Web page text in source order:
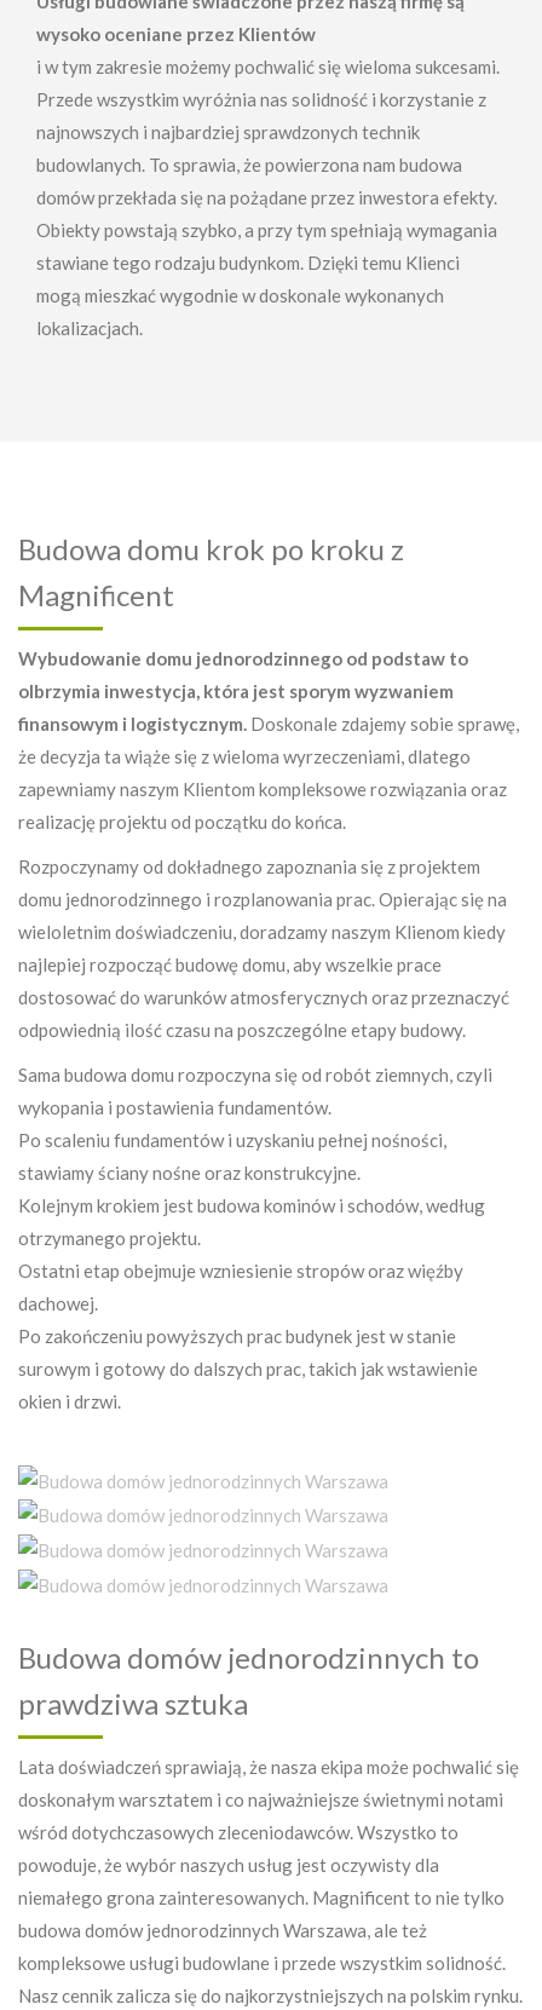
wysoko oceniane przez Klientów
i w tym zakresie możemy pochwalić się wieloma sukcesami.
Przede wszystkim wyróżnia nas solidność i korzystanie z
najnowszych i najbardziej sprawdzonych technik
budowlanych. To sprawia, że powierzona nam budowa
domów przekłada się na pożądane przez inwestora efekty.
Obiekty powstają szybko, a przy tym spełniają wymagania
stawiane tego rodzaju budynkom. Dzięki temu Klienci
mogą mieszkać wygodnie w doskonale wykonanych
lokalizacjach.
Budowa domu krok po kroku z
Magnificent
Wybudowanie domu jednorodzinnego od podstaw to
olbrzymia inwestycja, która jest sporym wyzwaniem
finansowym i logistycznym. Doskonale zdajemy sobie sprawę,
że decyzja ta wiąże się z wieloma wyrzeczeniami, dlatego
zapewniamy naszym Klientom kompleksowe rozwiązania oraz
realizację projektu od początku do końca.
Rozpoczynamy od dokładnego zapoznania się z projektem
domu jednorodzinnego i rozplanowania prac. Opierając się na
wieloletnim doświadczeniu, doradzamy naszym Klienom kiedy
najlepiej rozpocząć budowę domu, aby wszelkie prace
dostosować do warunków atmosferycznych oraz przeznaczyć
odpowiednią ilość czasu na poszczególne etapy budowy.
Sama budowa domu rozpoczyna się od robót ziemnych, czyli
wykopania i postawienia fundamentów.
Po scaleniu fundamentów i uzyskaniu pełnej nośności,
stawiamy ściany nośne oraz konstrukcyjne.
Kolejnym krokiem jest budowa kominów i schodów, według
otrzymanego projektu.
Ostatni etap obejmuje wzniesienie stropów oraz więźby
dachowej.
Po zakończeniu powyższych prac budynek jest w stanie
surowym i gotowy do dalszych prac, takich jak wstawienie
okien i drzwi.
Budowa domów jednorodzinnych to
prawdziwa sztuka
Lata doświadczeń sprawiają, że nasza ekipa może pochwalić się
doskonałym warsztatem i co najważniejsze świetnymi notami
wśród dotychczasowych zleceniodawców. Wszystko to
powoduje, że wybór naszych usług jest oczywisty dla
niemałego grona zainteresowanych. Magnificent to nie tylko
budowa domów jednorodzinnych Warszawa, ale też
kompleksowe usługi budowlane i przede wszystkim solidność.
Nasz cennik zalicza się do najkorzystniejszych na polskim rynku.